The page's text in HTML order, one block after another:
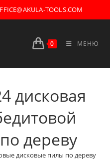
TOOLS.COM
0 МЕНЮ
дисковая
дереву
дисковые пилы по дереву